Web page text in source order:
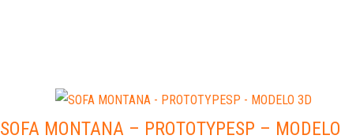
SOFA MONTANA – PROTOTYPESP –